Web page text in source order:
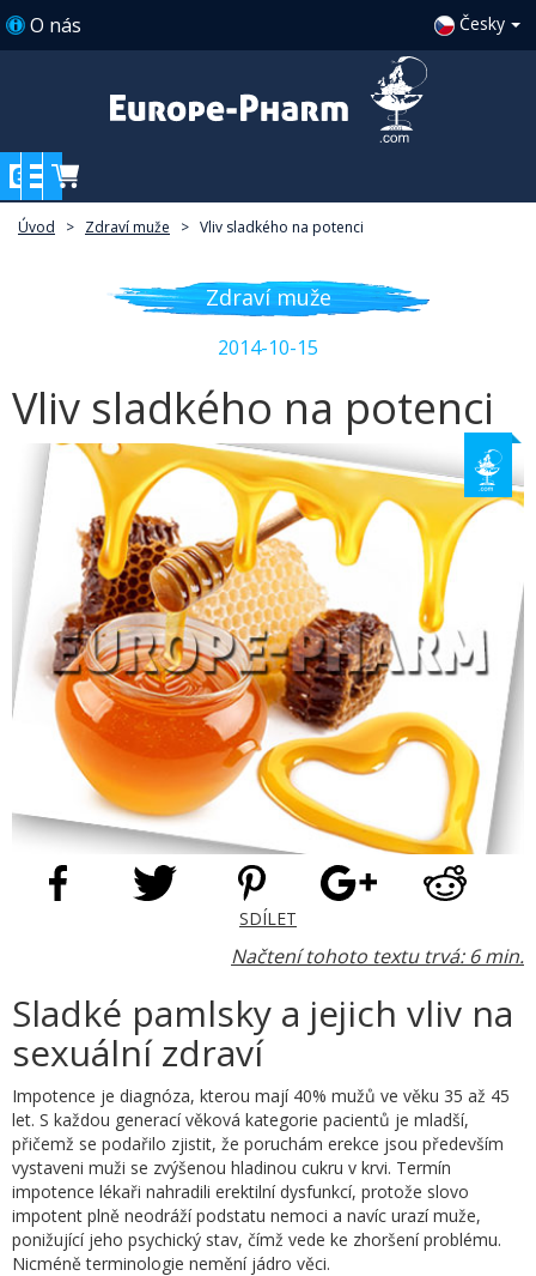
O nás Česky
Úvod > Zdraví muže > Vliv sladkého na potenci
Zdraví muže
2014-10-15
Vliv sladkého na potenci
SDÍLET
Načtení tohoto textu trvá: 6 min.
Sladké pamlsky a jejich vliv na
sexuální zdraví
Impotence je diagnóza, kterou mají 40% mužů ve věku 35 až 45
let. S každou generací věková kategorie pacientů je mladší,
přičemž se podařilo zjistit, že poruchám erekce jsou především
vystaveni muži se zvýšenou hladinou cukru v krvi. Termín
impotence lékaři nahradili erektilní dysfunkcí, protože slovo
impotent plně neodráží podstatu nemoci a navíc urazí muže,
ponižující jeho psychický stav, čímž vede ke zhoršení problému.
Nicméně terminologie nemění jádro věci.